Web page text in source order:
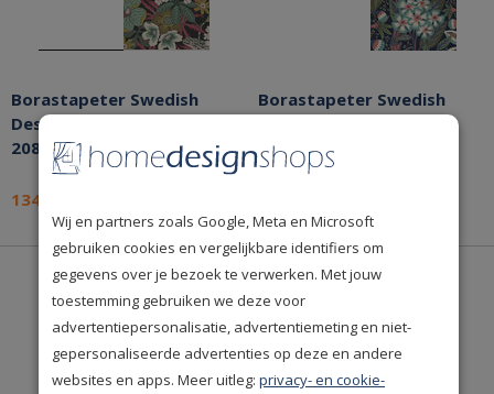
Borastapeter Swedish
Designers Kvackstepp
2088 Behang
134,94
Borastapeter Swedish
Behang
Wij en partners zoals Google, Meta en Microsoft
gebruiken cookies en vergelijkbare identifiers om
gegevens over je bezoek te verwerken. Met jouw
toestemming gebruiken we deze voor
advertentiepersonalisatie, advertentiemeting en niet-
gepersonaliseerde advertenties op deze en andere
websites en apps. Meer uitleg:privacy- en cookie-